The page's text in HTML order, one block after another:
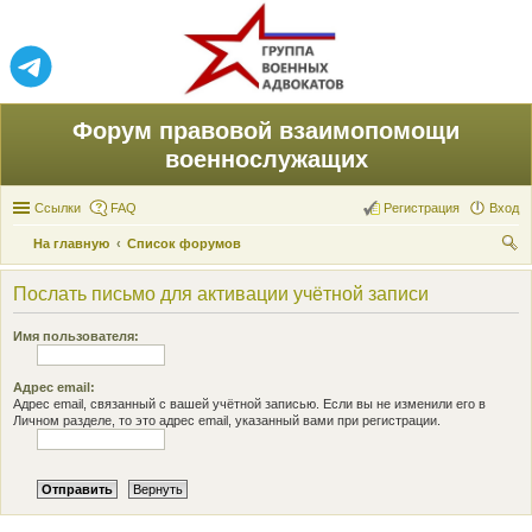
Форум правовой взаимопомощи
военнослужащих
Ссылки FAQ Вход
Регистрация
На главную
Список форумов
ои
Послать письмо для активации учётной записи
Имя пользователя:
Адрес email:
Адрес email, связанный с вашей учётной записью. Если вы не изменили его в
Личном разделе, то это адрес email, указанный вами при регистрации.